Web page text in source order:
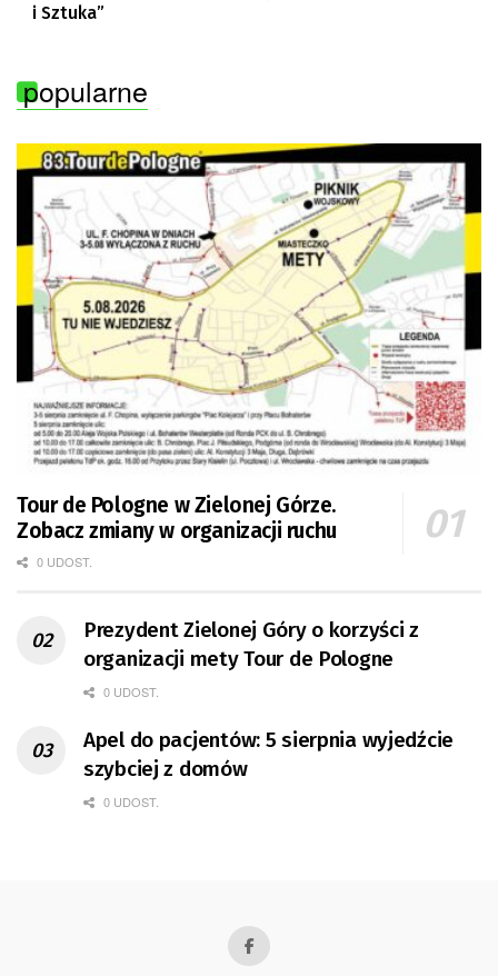
i Sztuka”
popularne
Tour de Pologne w Zielonej Górze.
Zobacz zmiany w organizacji ruchu
0 UDOST.
Prezydent Zielonej Góry o korzyści z
organizacji mety Tour de Pologne
0 UDOST.
Apel do pacjentów: 5 sierpnia wyjedźcie
szybciej z domów
0 UDOST.